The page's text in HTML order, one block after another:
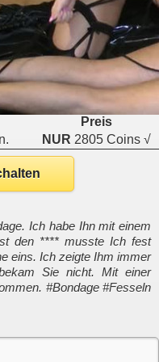
Preis
NUR 2805 Coins √
Ich habe Ihn mit einem
den **** musste Ich fest
eins. Ich zeigte Ihm immer
Sie nicht. Mit einer
#Bondage #Fesseln